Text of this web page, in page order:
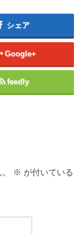
シェア
Google+
feedly
※ が付いている